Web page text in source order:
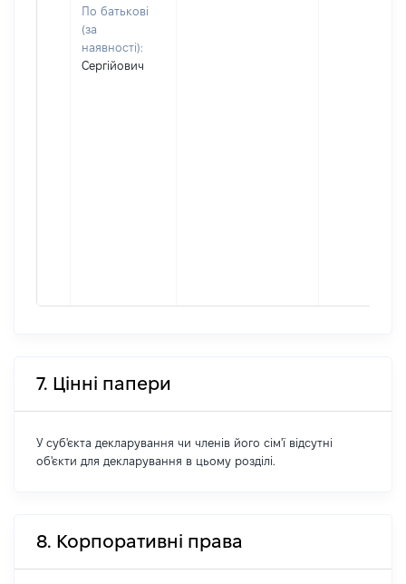
По батькові
(за
наявності):
Сергійович
7. Цінні папери
У суб'єкта декларування чи членів його сім'ї відсутні
об'єкти для декларування в цьому розділі.
8. Корпоративні права